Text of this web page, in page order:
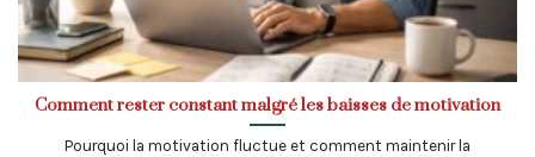
Comment rester constant malgré les baisses de motivation
Pourquoi la motivation fluctue et comment maintenir la